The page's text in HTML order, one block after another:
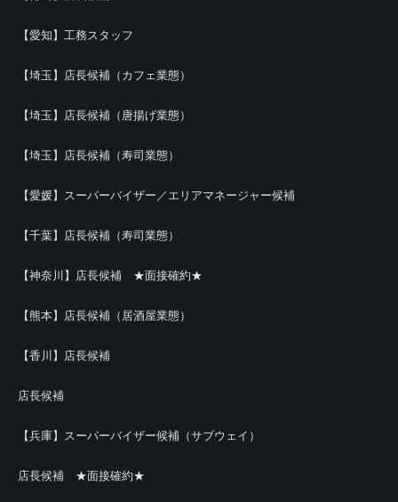
【愛知】工務スタッフ
【埼玉】店長候補（カフェ業態）
【埼玉】店長候補（唐揚げ業態）
【埼玉】店長候補（寿司業態）
【愛媛】スーパーバイザー／エリアマネージャー候補
【千葉】店長候補（寿司業態）
【神奈川】店長候補 ★面接確約★
【熊本】店長候補（居酒屋業態）
【香川】店長候補
店長候補
【兵庫】スーパーバイザー候補（サブウェイ）
店長候補 ★面接確約★